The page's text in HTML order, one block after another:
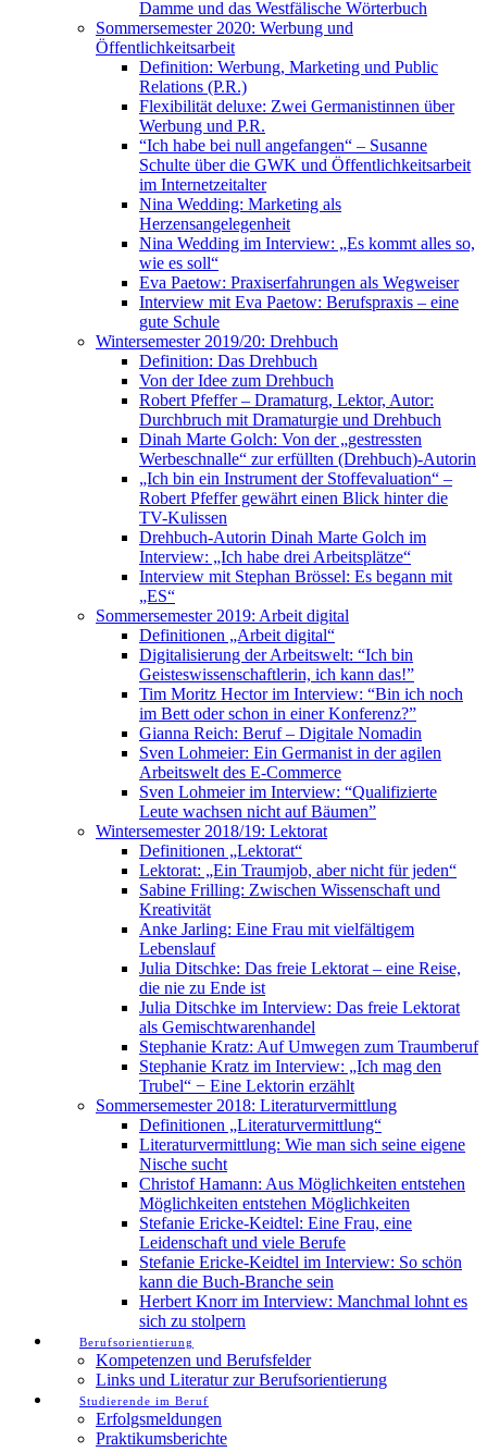
Damme und das Westfälische Wörterbuch
Sommersemester 2020: Werbung und
Öffentlichkeitsarbeit
Definition: Werbung, Marketing und Public
Relations (P.R.)
Flexibilität deluxe: Zwei Germanistinnen über
Werbung und P.R.
“Ich habe bei null angefangen“ – Susanne
Schulte über die GWK und Öffentlichkeitsarbeit
im Internetzeitalter
Nina Wedding: Marketing als
Herzensangelegenheit
Nina Wedding im Interview: „Es kommt alles so,
wie es soll“
Eva Paetow: Praxiserfahrungen als Wegweiser
Interview mit Eva Paetow: Berufspraxis – eine
gute Schule
Wintersemester 2019/20: Drehbuch
Definition: Das Drehbuch
Von der Idee zum Drehbuch
Robert Pfeffer – Dramaturg, Lektor, Autor:
Durchbruch mit Dramaturgie und Drehbuch
Dinah Marte Golch: Von der „gestressten
Werbeschnalle“ zur erfüllten (Drehbuch)-Autorin
„Ich bin ein Instrument der Stoffevaluation“ –
Robert Pfeffer gewährt einen Blick hinter die
TV-Kulissen
Drehbuch-Autorin Dinah Marte Golch im
Interview: „Ich habe drei Arbeitsplätze“
Interview mit Stephan Brössel: Es begann mit
„ES“
Sommersemester 2019: Arbeit digital
Definitionen „Arbeit digital“
Digitalisierung der Arbeitswelt: “Ich bin
Geisteswissenschaftlerin, ich kann das!”
Tim Moritz Hector im Interview: “Bin ich noch
im Bett oder schon in einer Konferenz?”
Gianna Reich: Beruf – Digitale Nomadin
Sven Lohmeier: Ein Germanist in der agilen
Arbeitswelt des E-Commerce
Sven Lohmeier im Interview: “Qualifizierte
Leute wachsen nicht auf Bäumen”
Wintersemester 2018/19: Lektorat
Definitionen „Lektorat“
Lektorat: „Ein Traumjob, aber nicht für jeden“
Sabine Frilling: Zwischen Wissenschaft und
Kreativität
Anke Jarling: Eine Frau mit vielfältigem
Lebenslauf
Julia Ditschke: Das freie Lektorat – eine Reise,
die nie zu Ende ist
Julia Ditschke im Interview: Das freie Lektorat
als Gemischtwarenhandel
Stephanie Kratz: Auf Umwegen zum Traumberuf
Stephanie Kratz im Interview: „Ich mag den
Trubel“ − Eine Lektorin erzählt
Sommersemester 2018: Literaturvermittlung
Definitionen „Literaturvermittlung“
Literaturvermittlung: Wie man sich seine eigene
Nische sucht
Christof Hamann: Aus Möglichkeiten entstehen
Möglichkeiten entstehen Möglichkeiten
Stefanie Ericke-Keidtel: Eine Frau, eine
Leidenschaft und viele Berufe
Stefanie Ericke-Keidtel im Interview: So schön
kann die Buch-Branche sein
Herbert Knorr im Interview: Manchmal lohnt es
sich zu stolpern
Berufsorientierung
Kompetenzen und Berufsfelder
Links und Literatur zur Berufsorientierung
Studierende im Beruf
Erfolgsmeldungen
Praktikumsberichte